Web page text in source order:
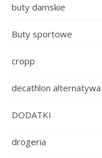
buty damskie
Buty sportowe
cropp
decathlon alternatywa
DODATKI
drogeria